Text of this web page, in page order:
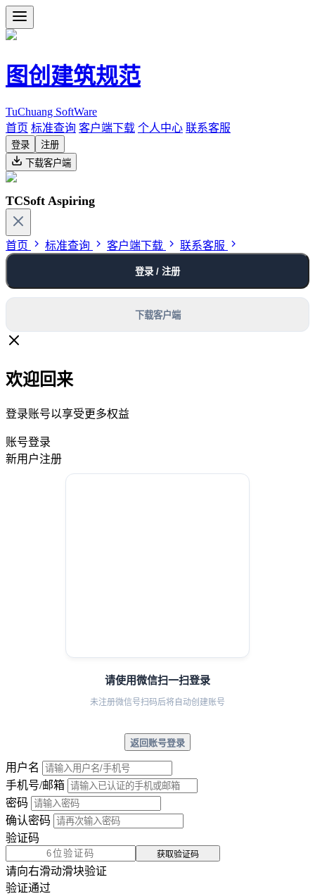
图创建筑规范
TuChuang SoftWare
首页 标准查询 客户端下载 个人中心 联系客服
登录
注册
下载客户端
TCSoft Aspiring
首页 标准查询 客户端下载 联系客服
登录 / 注册
下载客户端
欢迎回来
登录账号以享受更多权益
账号登录
新用户注册
请使用微信扫一扫登录
未注册微信号扫码后将自动创建账号
返回账号登录
用户名
手机号/邮箱
密码
确认密码
验证码
获取验证码
请向右滑动滑块验证
验证通过